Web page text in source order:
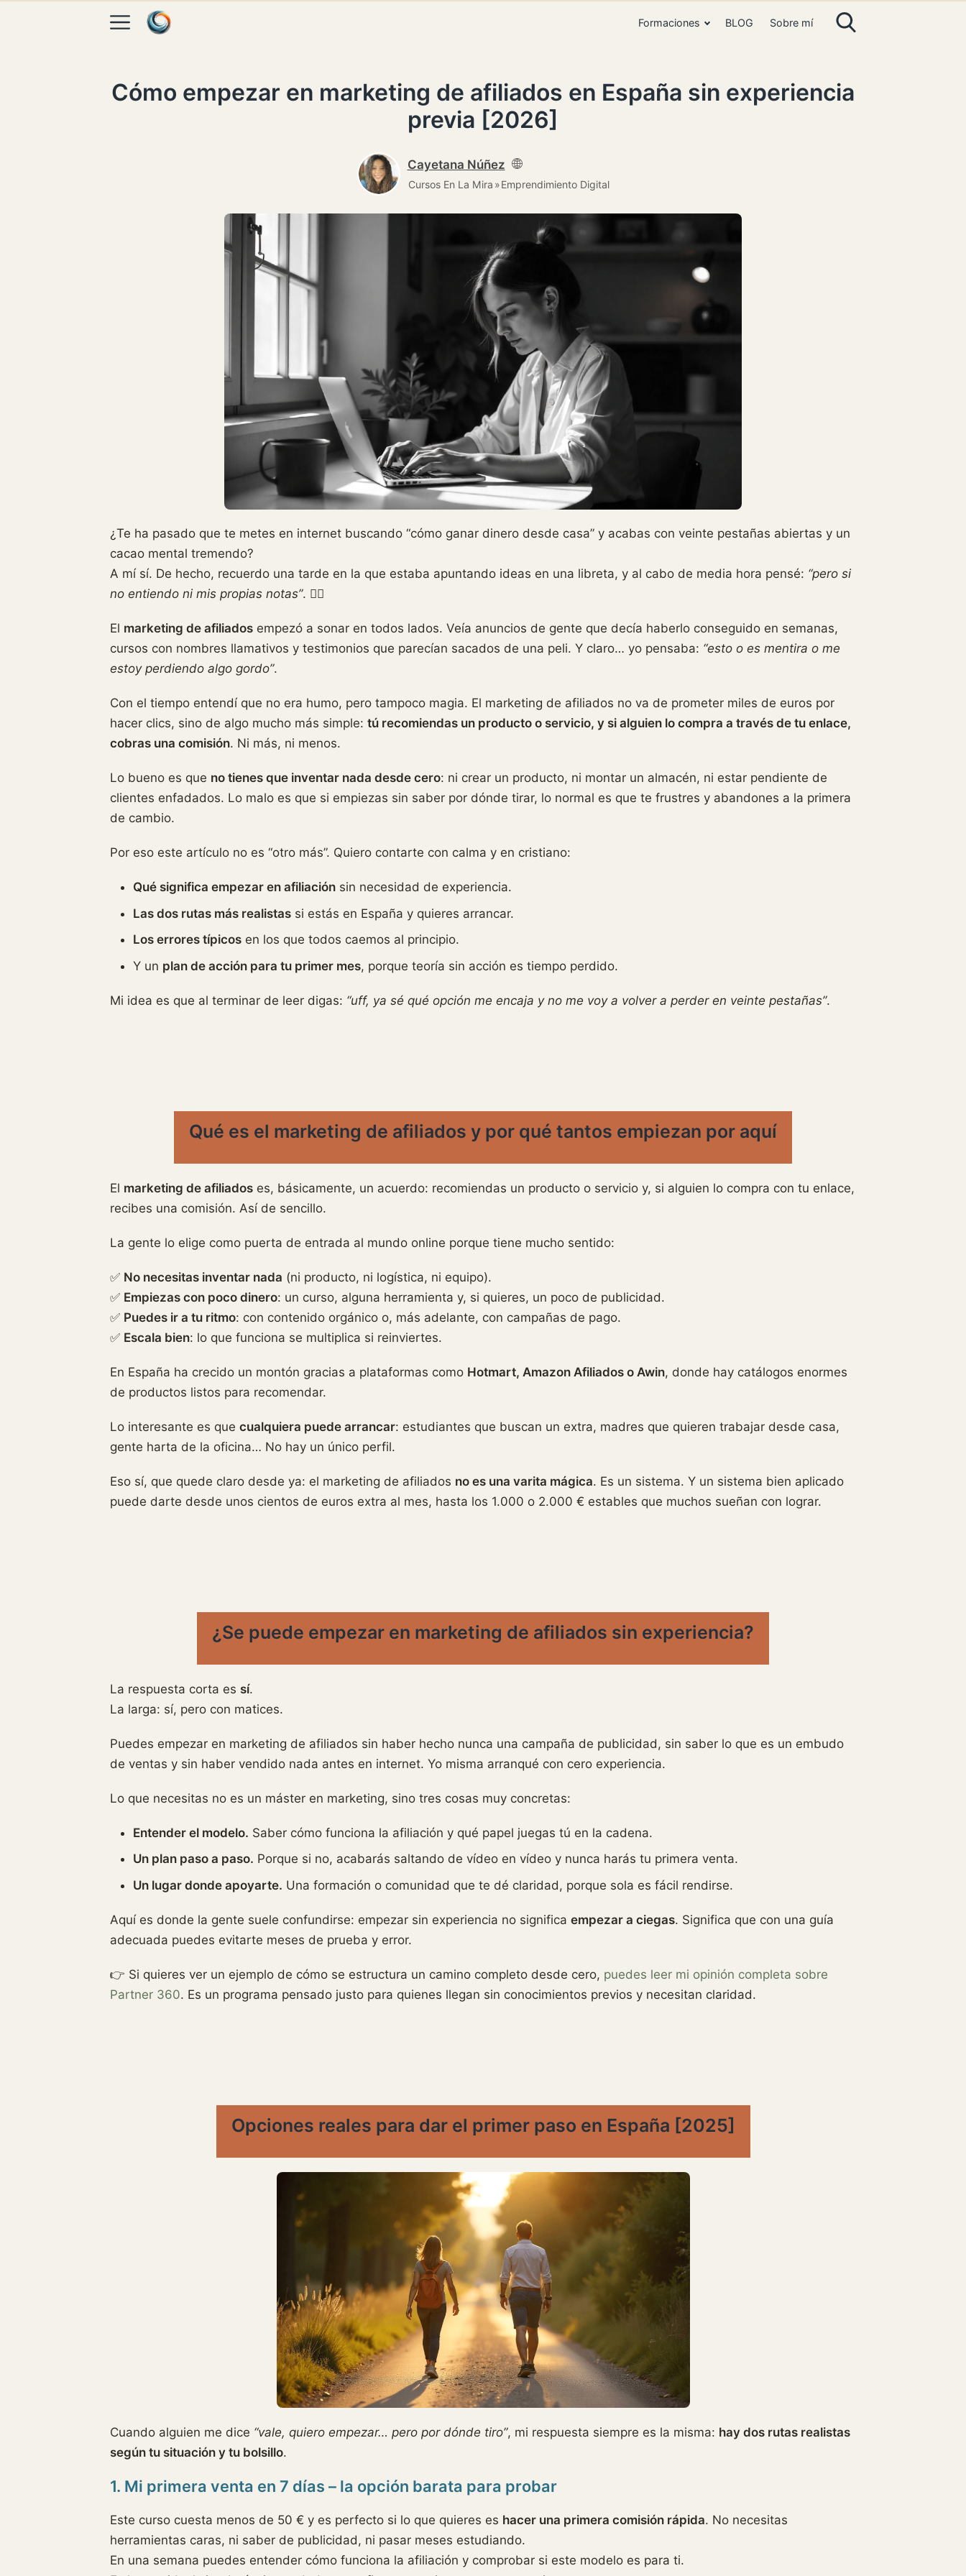
Formaciones BLOG Sobre mí
Cómo empezar en marketing de afiliados en España sin experiencia
previa [2026]
Cayetana Núñez
Cursos En La Mira Emprendimiento Digital
¿Te ha pasado que te metes en internet buscando “cómo ganar dinero desde casa” y acabas con veinte pestañas abiertas y un
cacao mental tremendo?
A mí sí. De hecho, recuerdo una tarde en la que estaba apuntando ideas en una libreta, y al cabo de media hora pensé: “pero si
no entiendo ni mis propias notas”. 🤦‍♀️
El marketing de afiliados empezó a sonar en todos lados. Veía anuncios de gente que decía haberlo conseguido en semanas,
cursos con nombres llamativos y testimonios que parecían sacados de una peli. Y claro… yo pensaba: “esto o es mentira o me
estoy perdiendo algo gordo”.
Con el tiempo entendí que no era humo, pero tampoco magia. El marketing de afiliados no va de prometer miles de euros por
hacer clics, sino de algo mucho más simple: tú recomiendas un producto o servicio, y si alguien lo compra a través de tu enlace,
cobras una comisión. Ni más, ni menos.
Lo bueno es que no tienes que inventar nada desde cero: ni crear un producto, ni montar un almacén, ni estar pendiente de
clientes enfadados. Lo malo es que si empiezas sin saber por dónde tirar, lo normal es que te frustres y abandones a la primera
de cambio.
Por eso este artículo no es “otro más”. Quiero contarte con calma y en cristiano:
Qué significa empezar en afiliación sin necesidad de experiencia.
Las dos rutas más realistas si estás en España y quieres arrancar.
Los errores típicos en los que todos caemos al principio.
Y un plan de acción para tu primer mes, porque teoría sin acción es tiempo perdido.
Mi idea es que al terminar de leer digas: “uff, ya sé qué opción me encaja y no me voy a volver a perder en veinte pestañas”.
Qué es el marketing de afiliados y por qué tantos empiezan por aquí
El marketing de afiliados es, básicamente, un acuerdo: recomiendas un producto o servicio y, si alguien lo compra con tu enlace,
recibes una comisión. Así de sencillo.
La gente lo elige como puerta de entrada al mundo online porque tiene mucho sentido:
✅ No necesitas inventar nada (ni producto, ni logística, ni equipo).
✅ Empiezas con poco dinero: un curso, alguna herramienta y, si quieres, un poco de publicidad.
✅ Puedes ir a tu ritmo: con contenido orgánico o, más adelante, con campañas de pago.
✅ Escala bien: lo que funciona se multiplica si reinviertes.
En España ha crecido un montón gracias a plataformas como Hotmart, Amazon Afiliados o Awin, donde hay catálogos enormes
de productos listos para recomendar.
Lo interesante es que cualquiera puede arrancar: estudiantes que buscan un extra, madres que quieren trabajar desde casa,
gente harta de la oficina… No hay un único perfil.
Eso sí, que quede claro desde ya: el marketing de afiliados no es una varita mágica. Es un sistema. Y un sistema bien aplicado
puede darte desde unos cientos de euros extra al mes, hasta los 1.000 o 2.000 € estables que muchos sueñan con lograr.
¿Se puede empezar en marketing de afiliados sin experiencia?
La respuesta corta es sí.
La larga: sí, pero con matices.
Puedes empezar en marketing de afiliados sin haber hecho nunca una campaña de publicidad, sin saber lo que es un embudo
de ventas y sin haber vendido nada antes en internet. Yo misma arranqué con cero experiencia.
Lo que necesitas no es un máster en marketing, sino tres cosas muy concretas:
Entender el modelo. Saber cómo funciona la afiliación y qué papel juegas tú en la cadena.
Un plan paso a paso. Porque si no, acabarás saltando de vídeo en vídeo y nunca harás tu primera venta.
Un lugar donde apoyarte. Una formación o comunidad que te dé claridad, porque sola es fácil rendirse.
Aquí es donde la gente suele confundirse: empezar sin experiencia no significa empezar a ciegas. Significa que con una guía
adecuada puedes evitarte meses de prueba y error.
👉 Si quieres ver un ejemplo de cómo se estructura un camino completo desde cero, puedes leer mi opinión completa sobre
Partner 360. Es un programa pensado justo para quienes llegan sin conocimientos previos y necesitan claridad.
Opciones reales para dar el primer paso en España [2025]
Cuando alguien me dice “vale, quiero empezar… pero por dónde tiro”, mi respuesta siempre es la misma: hay dos rutas realistas
según tu situación y tu bolsillo.
1. Mi primera venta en 7 días – la opción barata para probar
Este curso cuesta menos de 50 € y es perfecto si lo que quieres es hacer una primera comisión rápida. No necesitas
herramientas caras, ni saber de publicidad, ni pasar meses estudiando.
En una semana puedes entender cómo funciona la afiliación y comprobar si este modelo es para ti.